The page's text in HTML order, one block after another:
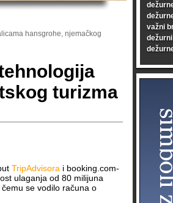
hansgrohe, njemačkog
turizma
TripAdvisora i booking.com-
ulaganja od 80 milijuna
se vodilo računa o
važni